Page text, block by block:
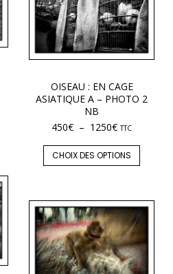
OISEAU : EN CAGE
ASIATIQUE A – PHOTO 2
NB
450€ – 1250€ TTC
CHOIX DES OPTIONS